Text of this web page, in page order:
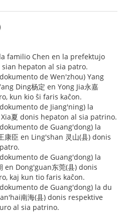
familio Chen en la prefektujo
hepaton al sia patro.
de Wen'zhou) Yang
Ding杨定 en Yong Jia永嘉
kun kio ŝi faris kaĉon.
de Jiang'ning) la
夏 donis hepaton al sia patrino.
de Guang'dong) la
臣 en Ling'shan 灵山(县) donis
de Guang'dong) la
en Dong'guan东莞(县) donis
kaj kun tio faris kaĉon.
de Guang'dong) la du
南海(县) donis respektive
al sia patrino.